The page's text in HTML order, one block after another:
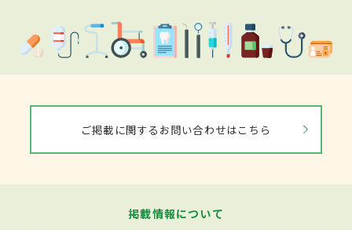
ご掲載に関するお問い合わせはこちら
掲載情報について